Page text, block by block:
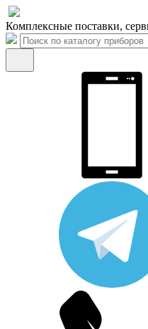
Комплексные поставки,